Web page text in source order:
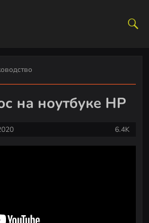
на ноутбуке HP
6.4K